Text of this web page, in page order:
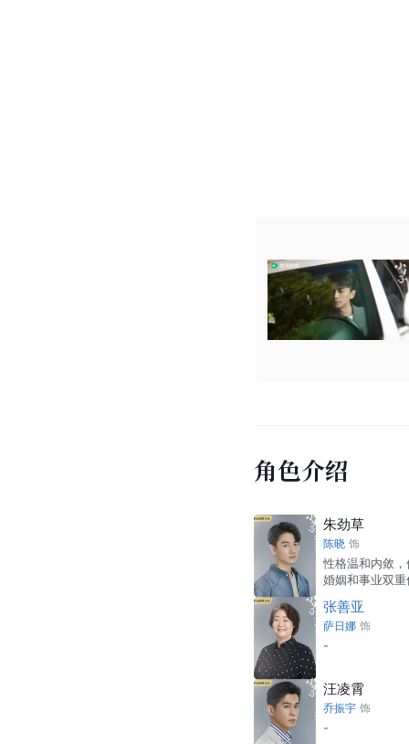
角色介绍
朱劲草
陈晓 饰
性格温和内敛
婚姻和事业双
张善亚
萨日娜 饰
-
汪凌霄
乔振宇 饰
-